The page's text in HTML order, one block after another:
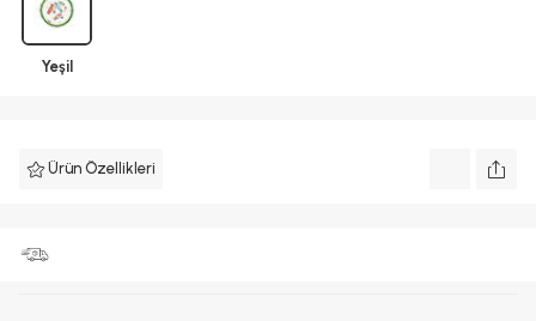
Yeşil
Ürün Özellikleri